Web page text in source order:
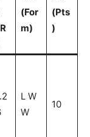
(For
m)
(Pts
)
L W
W
10